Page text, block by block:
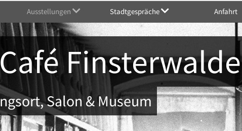
Ausstellungen Stadtgespräche Anfahrt
Finsterwalde
Salon & Museum